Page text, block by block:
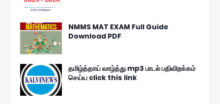
NMMS MAT EXAM Full Guide
Download PDF
தமிழ்த்தாய் வாழ்த்து mp3 பாடல் பதிவிறக்கம்
செய்ய click this link